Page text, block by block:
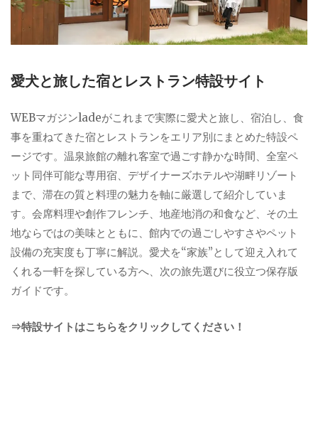
愛犬と旅した宿とレストラン特設サイト
WEBマガジンladeがこれまで実際に愛犬と旅し、宿泊し、食
事を重ねてきた宿とレストランをエリア別にまとめた特設ペ
ージです。温泉旅館の離れ客室で過ごす静かな時間、全室ペ
ット同伴可能な専用宿、デザイナーズホテルや湖畔リゾート
まで、滞在の質と料理の魅力を軸に厳選して紹介していま
す。会席料理や創作フレンチ、地産地消の和食など、その土
地ならではの美味とともに、館内での過ごしやすさやペット
設備の充実度も丁寧に解説。愛犬を“家族”として迎え入れて
くれる一軒を探している方へ、次の旅先選びに役立つ保存版
ガイドです。
⇒特設サイトはこちらをクリックしてください！